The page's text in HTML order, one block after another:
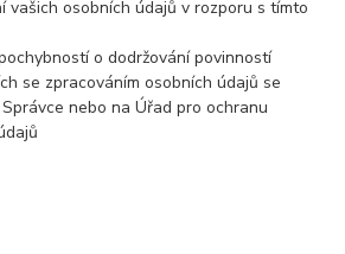
vašich osobních údajů v rozporu s tímto
o dodržování povinností
se zpracováním osobních údajů se
nebo na Úřad pro ochranu